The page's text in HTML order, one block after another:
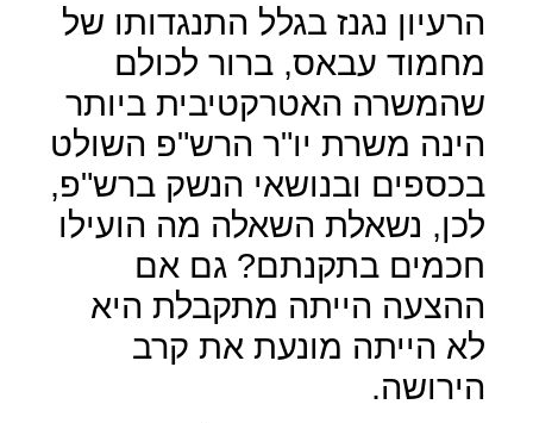
הרעיון נגנז בגלל התנגדותו של
מחמוד עבאס, ברור לכולם
שהמשרה האטרקטיבית ביותר
הינה משרת יו"ר הרש"פ השולט
בכספים ובנושאי הנשק ברש"פ,
לכן, נשאלת השאלה מה הועילו
חכמים בתקנתם? גם אם
ההצעה הייתה מתקבלת היא
לא הייתה מונעת את קרב
הירושה.